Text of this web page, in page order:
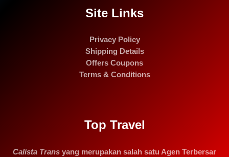
Site Links
Privacy Policy
Shipping Details
Offers Coupons
Terms & Conditions
Top Travel
Calista Trans yang merupakan salah satu Agen Terbersar